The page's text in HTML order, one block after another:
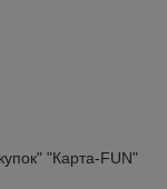
"Карта-FUN"